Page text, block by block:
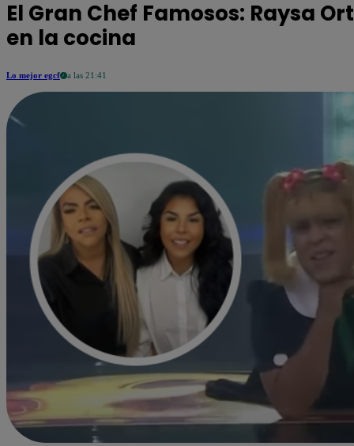
El Gran Chef Famosos: Raysa
en la cocina
Lo mejor egcf a las 21:41